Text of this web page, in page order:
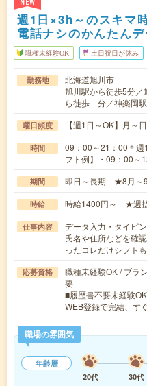
NEW
週1日×3h～のスキマ
電話ナシのかんたん
職種未経験OK 土日祝日が休み
勤務地
北海道旭川市
旭川駅から徒歩5分
ら徒歩---分／神楽岡
曜日頻度 【週1日～OK】月～
時間
09：00～21：00＊週
フト例】・09：00～
期間 即日～長期 ★8月～9
時給 時給1400円～ ★週
仕事内容
データ入力・タイピ
氏名や住所などを確
ったコレだけシフト
応募資格
職種未経験OK / ブラ
要
■履歴書不要未経験
WEB登録で完結、す
職場の雰囲気
年齢層
20代
30代